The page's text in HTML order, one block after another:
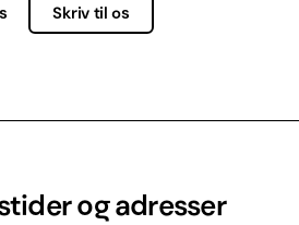
Skriv til os
og adresser